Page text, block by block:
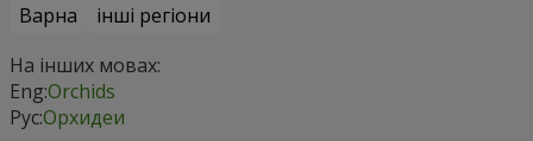
Варна
інші регіони
На інших мовах:
Eng:Orchids
Рус:Орхидеи